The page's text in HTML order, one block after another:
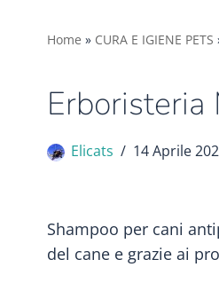
Home » CURA E IGIENE PETS
Elicats 14 Aprile
Shampoo per cani
del cane e grazie ai